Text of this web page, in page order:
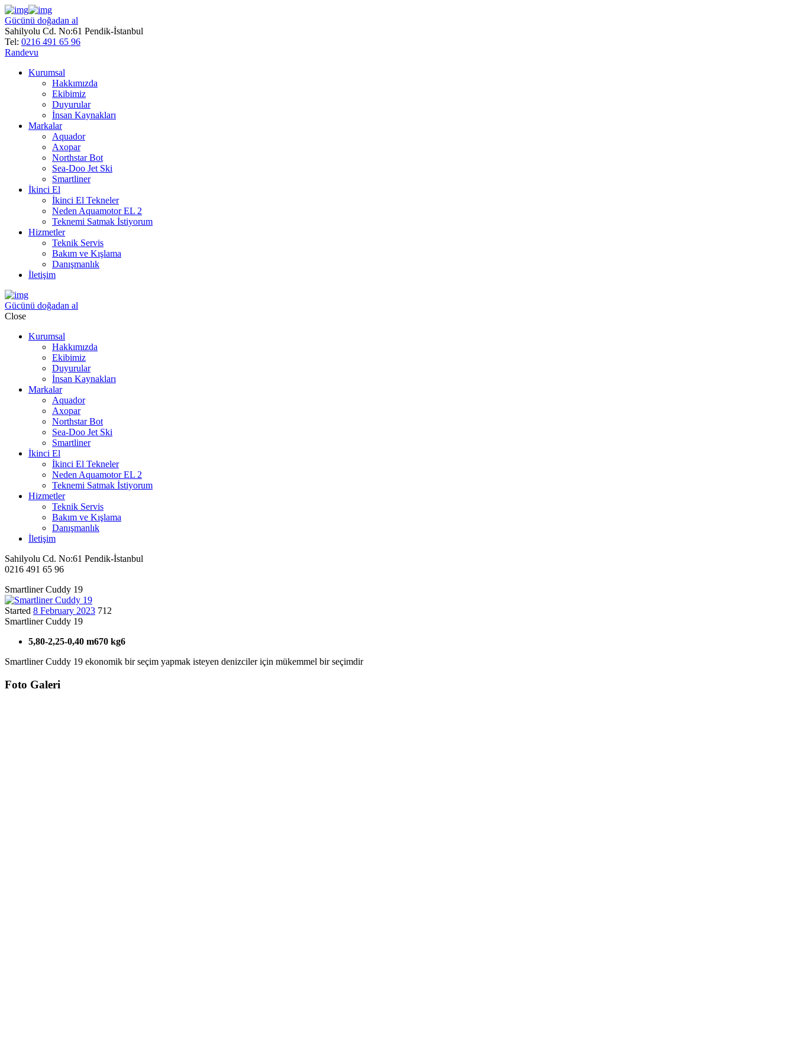
Gücünü doğadan al
Sahilyolu Cd. No:61 Pendik-İstanbul
Tel: 0216 491 65 96
Randevu
Kurumsal
Hakkımızda
Ekibimiz
Duyurular
İnsan Kaynakları
Markalar
Aquador
Axopar
Northstar Bot
Sea-Doo Jet Ski
Smartliner
İkinci El
İkinci El Tekneler
Neden Aquamotor EL 2
Teknemi Satmak İstiyorum
Hizmetler
Teknik Servis
Bakım ve Kışlama
Danışmanlık
İletişim
Gücünü doğadan al
Close
Kurumsal
Hakkımızda
Ekibimiz
Duyurular
İnsan Kaynakları
Markalar
Aquador
Axopar
Northstar Bot
Sea-Doo Jet Ski
Smartliner
İkinci El
İkinci El Tekneler
Neden Aquamotor EL 2
Teknemi Satmak İstiyorum
Hizmetler
Teknik Servis
Bakım ve Kışlama
Danışmanlık
İletişim
Sahilyolu Cd. No:61 Pendik-İstanbul
0216 491 65 96
Smartliner Cuddy 19
Started 8 February 2023 712
Smartliner Cuddy 19
5,80-2,25-0,40 m670 kg6
Smartliner Cuddy 19 ekonomik bir seçim yapmak isteyen denizciler için mükemmel bir seçimdir
Foto Galeri